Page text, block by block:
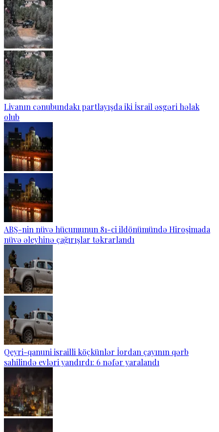
Livanın cənubundakı partlayışda iki İsrail əsgəri həlak
olub
ABŞ-nin nüvə hücumunun 81-ci ildönümündə Hiroşimada
nüvə əleyhinə çağırışlar təkrarlandı
Qeyri-qanuni israilli köçkünlər İordan çayının qərb
sahilində evləri yandırdı: 6 nəfər yaralandı